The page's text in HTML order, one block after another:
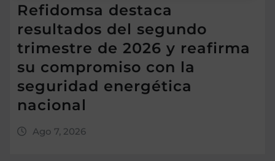
Refidomsa destaca
resultados del segundo
trimestre de 2026 y reafirma
su compromiso con la
seguridad energética
nacional
Ago 7, 2026